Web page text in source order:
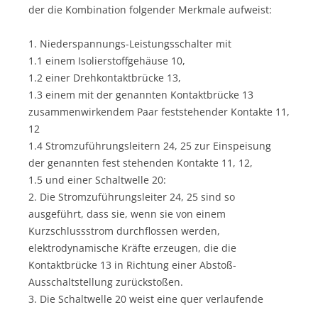
der die Kombination folgender Merkmale aufweist:
1. Niederspannungs-Leistungsschalter mit
1.1 einem Isolierstoffgehäuse 10,
1.2 einer Drehkontaktbrücke 13,
1.3 einem mit der genannten Kontaktbrücke 13
zusammenwirkendem Paar feststehender Kontakte 11,
12
1.4 Stromzuführungsleitern 24, 25 zur Einspeisung
der genannten fest stehenden Kontakte 11, 12,
1.5 und einer Schaltwelle 20:
2. Die Stromzuführungsleiter 24, 25 sind so
ausgeführt, dass sie, wenn sie von einem
Kurzschlussstrom durchflossen werden,
elektrodynamische Kräfte erzeugen, die die
Kontaktbrücke 13 in Richtung einer Abstoß-
Ausschaltstellung zurückstoßen.
3. Die Schaltwelle 20 weist eine quer verlaufende